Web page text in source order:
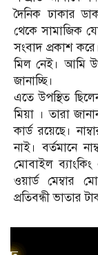
দৈনিক ঢাকার
থেকে সামাজিক
সংবাদ প্রকাশ
মিল নেই। আমি
জানাচ্ছি।
এতে উপস্থিত
মিয়া । তারা
কার্ড রয়েছে।
নাই। বর্তমানে
মোবাইল
ওয়ার্ড মেম্বার
প্রতিবন্ধী ভাতার